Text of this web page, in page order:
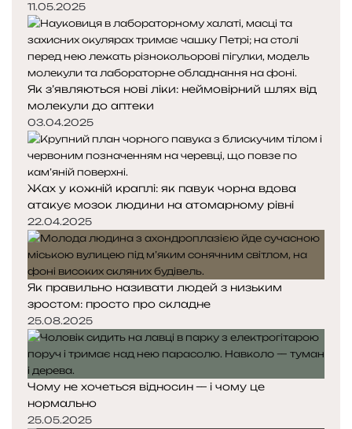
11.05.2025
Як з’являються нові ліки: неймовірний шлях від
молекули до аптеки
03.04.2025
Жах у кожній краплі: як павук чорна вдова
атакує мозок людини на атомарному рівні
22.04.2025
Як правильно називати людей з низьким
зростом: просто про складне
25.08.2025
Чому не хочеться відносин — і чому це
нормально
25.05.2025